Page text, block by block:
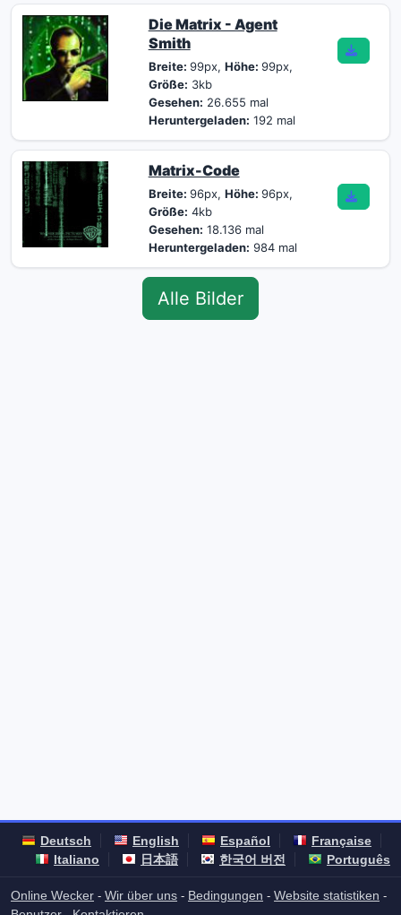
Die Matrix - Agent
Smith
Breite: 99px, Höhe: 99px,
Größe: 3kb
Gesehen: 26.655 mal
Heruntergeladen: 192 mal
Matrix-Code
Breite: 96px, Höhe: 96px,
Größe: 4kb
Gesehen: 18.136 mal
Heruntergeladen: 984 mal
Alle Bilder
Deutsch English Español
Française
Italiano
日本語 한국어 버전 Português
Online Wecker - Wir über uns - Bedingungen - Website statistiken -